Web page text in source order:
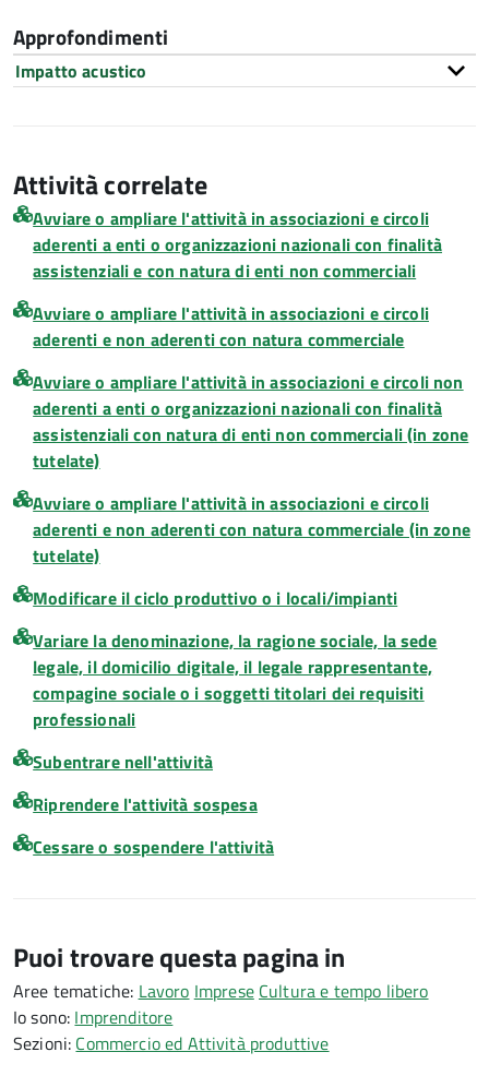
Approfondimenti
Impatto acustico
Attività correlate
Avviare o ampliare l'attività in associazioni e circoli
aderenti a enti o organizzazioni nazionali con finalità
assistenziali e con natura di enti non commerciali
Avviare o ampliare l'attività in associazioni e circoli
aderenti e non aderenti con natura commerciale
Avviare o ampliare l'attività in associazioni e circoli non
aderenti a enti o organizzazioni nazionali con finalità
assistenziali con natura di enti non commerciali (in zone
tutelate)
Avviare o ampliare l'attività in associazioni e circoli
aderenti e non aderenti con natura commerciale (in zone
tutelate)
Modificare il ciclo produttivo o i locali/impianti
Variare la denominazione, la ragione sociale, la sede
legale, il domicilio digitale, il legale rappresentante,
compagine sociale o i soggetti titolari dei requisiti
professionali
Subentrare nell'attività
Riprendere l'attività sospesa
Cessare o sospendere l'attività
Puoi trovare questa pagina in
Aree tematiche: Lavoro Imprese Cultura e tempo libero
Io sono: Imprenditore
Sezioni: Commercio ed Attività produttive